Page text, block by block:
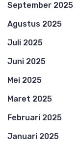
September 2025
Agustus 2025
Juli 2025
Juni 2025
Mei 2025
Maret 2025
Februari 2025
Januari 2025